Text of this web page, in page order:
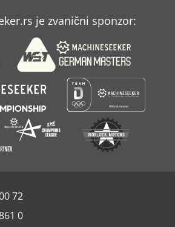
je zvanični sponzor:
72
0